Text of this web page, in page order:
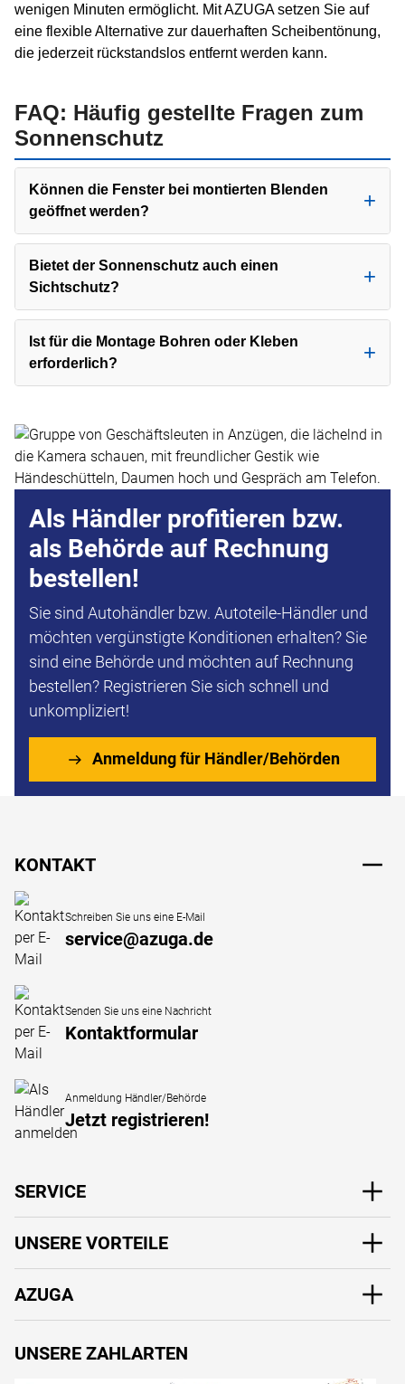
wenigen Minuten ermöglicht. Mit AZUGA setzen Sie auf
eine flexible Alternative zur dauerhaften Scheibentönung,
die jederzeit rückstandslos entfernt werden kann.
FAQ: Häufig gestellte Fragen zum
Sonnenschutz
Können die Fenster bei montierten Blenden
geöffnet werden?
Bietet der Sonnenschutz auch einen
Sichtschutz?
Ist für die Montage Bohren oder Kleben
erforderlich?
Als Händler profitieren bzw.
als Behörde auf Rechnung
bestellen!
Sie sind Autohändler bzw. Autoteile-Händler und
möchten vergünstigte Konditionen erhalten? Sie
sind eine Behörde und möchten auf Rechnung
bestellen? Registrieren Sie sich schnell und
unkompliziert!
Anmeldung für Händler/Behörden
KONTAKT
Schreiben Sie uns eine E-Mail
service@azuga.de
Senden Sie uns eine Nachricht
Kontaktformular
Anmeldung Händler/Behörde
Jetzt registrieren!
SERVICE
UNSERE VORTEILE
AZUGA
UNSERE ZAHLARTEN